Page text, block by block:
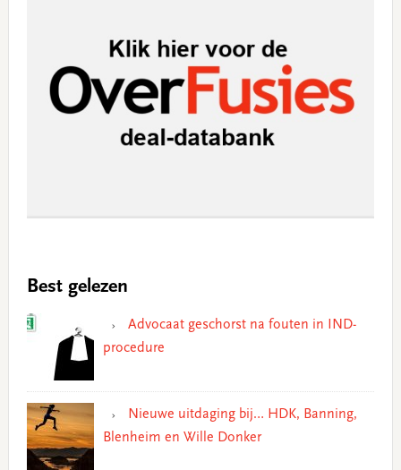
Best gelezen
Advocaat geschorst na fouten in IND-
procedure
Nieuwe uitdaging bij… HDK, Banning,
Blenheim en Wille Donker